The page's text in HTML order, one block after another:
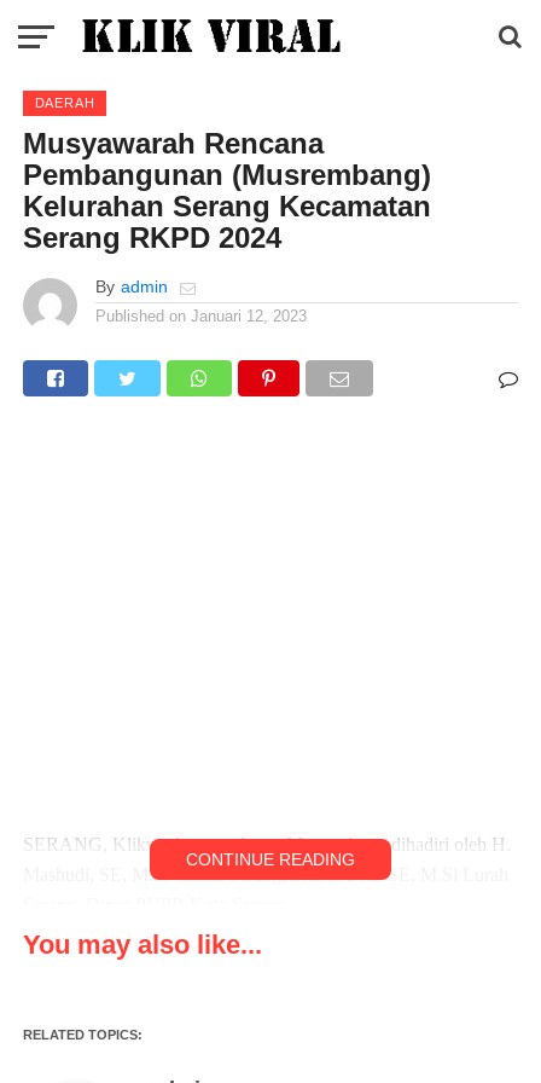
DAERAH
Musyawarah Rencana
Pembangunan (Musrembang)
Kelurahan Serang Kecamatan
Serang RKPD 2024
By admin
Published on Januari 12, 2023
SERANG, Klikviral.com – Acara Musrembang dihadiri oleh H.
Mashudi, SE, M.Si Camat Serang, SAMSURI, SE, M.Si Lurah
Para Ketua RW, Tokoh Masyarakat, Babinsa, polsek bertempat
Samsuri, SE, M.Si Lurah Serang dalam sambutannya saya
CONTINUE READING
You may also like...
RELATED TOPICS: